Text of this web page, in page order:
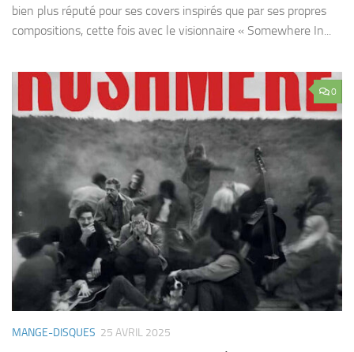
bien plus réputé pour ses covers inspirés que par ses propres
compositions, cette fois avec le visionnaire « Somewhere In...
0
MANGE-DISQUES 25 AVRIL 2025